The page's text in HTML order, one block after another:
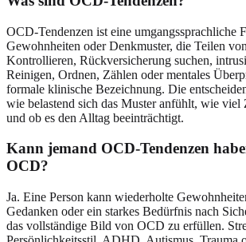
OCD-Tendenzen ist eine umgangssprachliche
Gewohnheiten oder Denkmuster, die Teilen
Kontrollieren, Rückversicherung suchen,
Reinigen, Ordnen, Zählen oder mentales
formale klinische Bezeichnung. Die
wie belastend sich das Muster anfühlt, wie viel
und ob es den Alltag beeinträchtigt.
Kann jemand OCD-Tendenzen
OCD?
Ja. Eine Person kann wiederholte
Gedanken oder ein starkes Bedürfnis nach
das vollständige Bild von OCD zu erfüllen.